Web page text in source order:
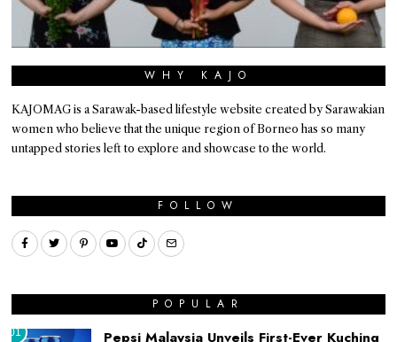
WHY KAJO
KAJOMAG is a Sarawak-based lifestyle website created by Sarawakian
women who believe that the unique region of Borneo has so many
untapped stories left to explore and showcase to the world.
FOLLOW
POPULAR
01
Pepsi Malaysia Unveils First-Ever Kuching